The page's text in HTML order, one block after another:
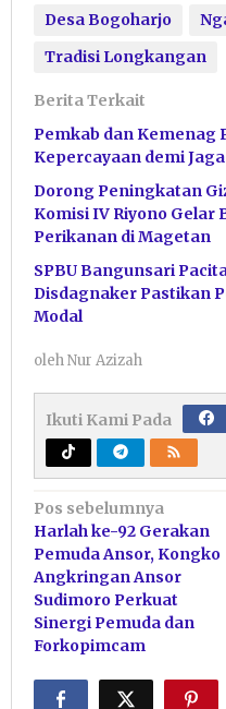
Desa Bogoharjo
Tradisi Longkangan
Berita Terkait
Pemkab dan Kemenag
Kepercayaan demi
Dorong Peningkatan
Komisi IV Riyono Gelar
Perikanan di Magetan
SPBU Bangunsari
Disdagnaker Pastikan
Modal
olehNur Azizah
Ikuti Kami Pada
Navigasi
pos
Pos sebelumnya
Harlah ke-92 Gerakan
Pemuda Ansor, Kongko
Angkringan Ansor
Sudimoro Perkuat
Sinergi Pemuda dan
Forkopimcam